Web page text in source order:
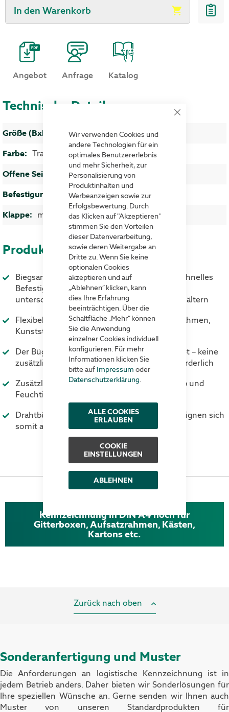
Wir verwenden Cookies und
andere Technologien für ein
optimales Benutzererlebnis
und mehr Sicherheit, zur
Personalisierung von
Produktinhalten und
Werbeanzeigen sowie zur
Erfolgsbewertung. Durch
das Klicken auf "Akzeptieren"
stimmen Sie den Vorteilen
dieser Datenverarbeitung,
sowie deren Weitergabe an
Dritte zu. Wenn Sie keine
optionalen Cookies
akzeptieren und auf
„Ablehnen“ klicken, kann
dies Ihre Erfahrung
beeinträchtigen. Über die
Schaltfläche „Mehr“ können
Sie die Anwendung
einzelner Cookies individuell
konfigurieren. Für mehr
Informationen klicken Sie
bitte auf Impressum oder
Datenschutzerklärung.
ALLE COOKIES
ERLAUBEN
COOKIE
EINSTELLUNGEN
ABLEHNEN
In den Warenkorb
Angebot Anfrage Katalog
Technische Details
Mehr InformationenDIN A4 hoch
Transparent
Längsseite
Drahtbügel
mit
Produktvorteile
Biegsamer Federstahlbügel ermöglicht ein schnelles
Befestigen und Lösen bei sicherem Halt an
unterschiedlichsten Lager- und Transportbehältern
Flexibel einsetzbar bei Gitterboxen, Aufsatzrahmen,
Kunststoffkästen, Kartons etc.
Der Bügel ist fest in die Tasche eingeschweißt – keine
zusätzlichen Hilfsmittel zur Befestigung erforderlich
Zusätzliche Klappe bietet Schutz gegen Staub und
Feuchtigkeit
Drahtbügeltaschen mit Regenschutzklappe eignen sich
somit auch für den Außeneinsatz
Kennzeichnung in DIN A4 hoch für
Gitterboxen, Aufsatzrahmen, Kästen,
Kartons etc.
Zurück nach oben
Sonderanfertigung und Muster
Die Anforderungen an logistische Kennzeichnung ist in
jedem Betrieb anders. Daher bieten wir Sonderlösungen für
Ihre speziellen Wünsche an. Gerne senden wir Ihnen auch
Muster von unseren Standardprodukten für